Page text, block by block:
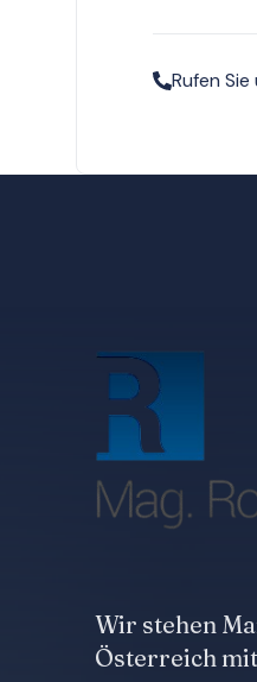
Rufen Sie
Wir stehen
Österreich